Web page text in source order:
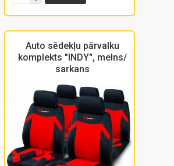
Auto sēdekļu pārvalku
komplekts "INDY", melns/
sarkans